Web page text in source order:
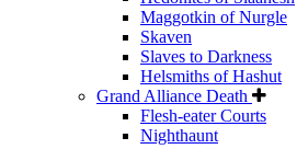
Maggotkin of Nurgle
Skaven
Slaves to Darkness
Helsmiths of Hashut
Grand Alliance Death
Flesh-eater Courts
Nighthaunt